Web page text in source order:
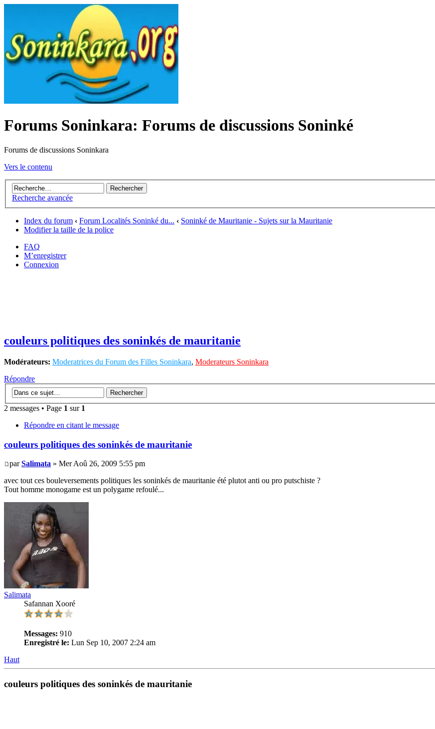
Forums Soninkara: Forums de discussions Soninké
Forums de discussions Soninkara
Vers le contenu
Recherche avancée
Index du forum ‹ Forum Localités Soninké du... ‹ Soninké de Mauritanie - Sujets sur la Mauritanie
Modifier la taille de la police
FAQ
M’enregistrer
Connexion
couleurs politiques des soninkés de mauritanie
Modérateurs: Moderatrices du Forum des Filles Soninkara, Moderateurs Soninkara
Répondre
2 messages • Page 1 sur 1
Répondre en citant le message
couleurs politiques des soninkés de mauritanie
parSalimata » Mer Aoû 26, 2009 5:55 pm
avec tout ces bouleversements politiques les soninkés de mauritanie été plutot anti ou pro putschiste ?
Tout homme monogame est un polygame refoulé...
Salimata
Safannan Xooré
Messages: 910
Enregistré le: Lun Sep 10, 2007 2:24 am
Haut
couleurs politiques des soninkés de mauritanie